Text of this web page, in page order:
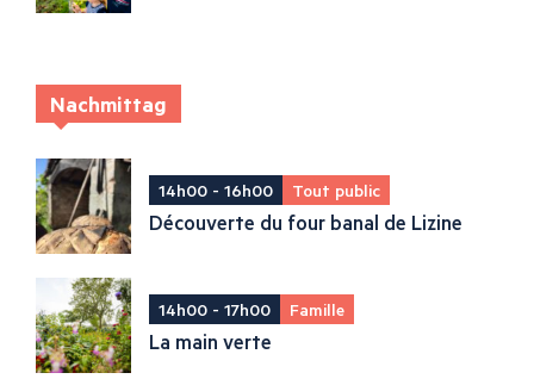
Nachmittag
14h00 - 16h00 Tout public
Découverte du four banal de Lizine
14h00 - 17h00 Famille
La main verte